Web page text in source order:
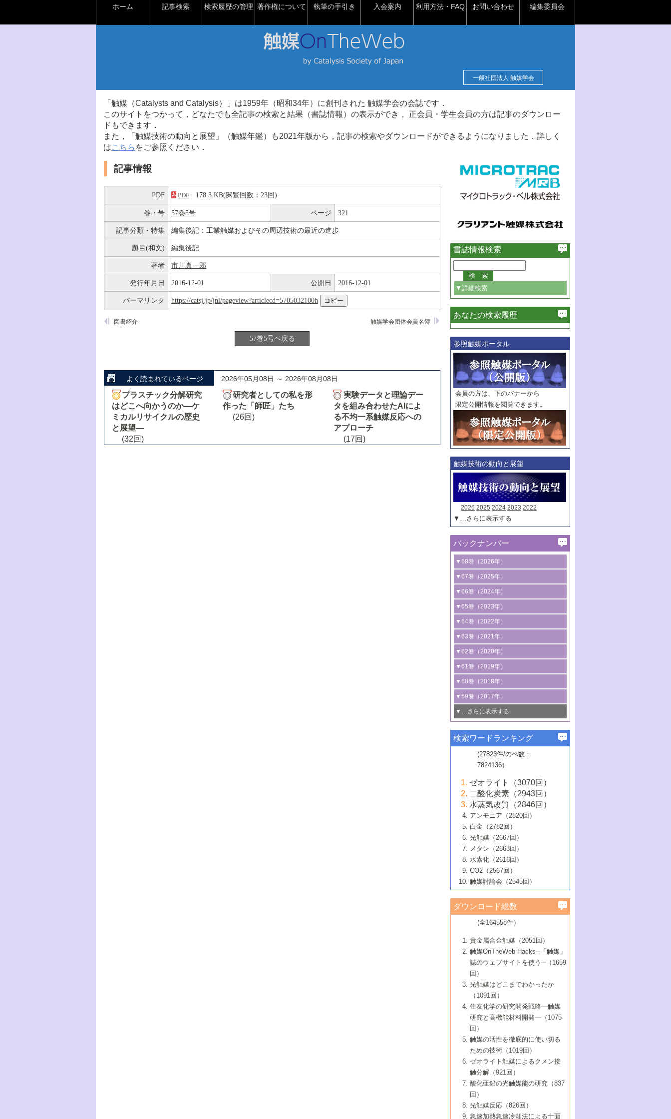
ホーム 記事検索 検索履歴の管理 著作権について 執筆の手引き 入会案内 利用方法・FAQ お問い合わせ 編集委員会
一般社団法人 触媒学会
「触媒（Catalysts and Catalysis）」は1959年（昭和34年）に創刊された 触媒学会の会誌です．
このサイトをつかって，どなたでも全記事の検索と結果（書誌情報）の表示ができ， 正会員・学生会員の方は記事のダウンロー
ドもできます．
また，「触媒技術の動向と展望」（触媒年鑑）も2021年版から，記事の検索やダウンロードができるようになりました．詳しく
はこちら をご参照ください．
記事情報
PDF PDF 178.3 KB(閲覧回数：23回)
巻・号 57巻5号 ページ 321
記事分類・特集 編集後記：工業触媒およびその周辺技術の最近の進歩
題目(和文) 編集後記
著者 市川真一郎
発行年月日 2016-12-01 公開日 2016-12-01
パーマリンク https://catsj.jp/jnl/pageview?articlecd=5705032100h
触媒学会団体会員名簿
図書紹介
57巻5号へ戻る
よく読まれているページ 2026年05月08日 ～ 2026年08月08日
プラスチック分解研究
はどこへ向かうのか―ケ
ミカルリサイクルの歴史
と展望―
(32回)
研究者としての私を形
作った「師匠」たち
(26回)
実験データと理論デー
タを組み合わせたAIによ
る不均一系触媒反応への
アプローチ
(17回)
書誌情報検索
▼詳細検索
必ず含む
巻・号指定
巻
号
範囲指定
巻
号～
巻
号
触媒年鑑
年度
記事種別
マーク：
マークあり
あなたの検索履歴
参照触媒ポータル
会員の方は、下のバナーから
限定公開情報を閲覧できます。
触媒技術の動向と展望
2026 2025 2024 2023 2022
▼…さらに表示する
バックナンバー
▼68巻（2026年）
1号 過酸化水素合成に関する研究動向
2号 コンピューター技術により加速する
触媒開発
3号 有機分子変換やCO 資源化のための
光触媒に関する最近の研究
B号 第137回触媒討論会（2026年）
▼67巻（2025年）
1号 CO
水素化によるグリーン燃料/グリ
ーンケミカル製造
2号 水素製造のための水分解技術に関す
る最近の研究
3号 オレフィン系樹脂の精密合成に関す
る最新技術
4号 アルコール類の効率的変換を実現す
る非貴金属触媒の研究動向
5号 ゼオライトの合成と応用における研
究動向
6号 ヘテロ接合界面
B号 第135回触媒討論会（2025年）
▼66巻（2024年）
1号 低次元ナノ構造を有する触媒材料
2号 規制反応場を活用した固体触媒研究
の新展開
3号 未踏分子変換を目指した酸化触媒プ
ロセスの最前線
4号 シンクロトロン放射光および中性子
線を利用した触媒解析技術の最先端
5号 単原子触媒
6号 参照触媒委員会からのお知らせ
B号 第133回触媒討論会（2023年）
▼65巻（2023年）
1号 炭素が関わる触媒機能
2号 プラスチックケミカルリサイクルの
ための触媒技術
3号 非酸化物系金属化合物を基盤とした
触媒材料の開発
4号 格子酸素・格子酸素欠陥を利用した
触媒反応
5号 生体触媒によるエネルギー変換反応
6号 窒素とリンの循環のための触媒・機
能性材料
▼64巻（2022年）
1号 合成ガス製造とCOを用いるケミカル
ズ合成の最新動向
2号 化学品合成のための合金触媒開発
3号 CO の排出削減および有効活用のた
めの触媒技術
4号 若手による情報発信企画～とびたて
若き触媒の研究者たち～（1）
若き触媒の研究者たち～（2）
6号 石油のノーブル・ユースを志向した
触媒技術
大学：オンライン・対面開催）
▼63巻（2021年）
1号 金触媒の新展開
2号 ペロブスカイト
3号 特殊反応場を利用した触媒的分子変
換反応
4号 多孔質材料を用いた触媒の新展開
5号 情報学的手法を用いた触媒開発
6号 カーボンニュートラルに向けた電解
技術
B号 第127回触媒討論会（2021年・オン
ライン開催(Zoom)のみ）
▼62巻（2020年）
1号 触媒設計を拓く欠陥構造のキャラク
タリゼーション
2号 機能化学品製造に資するクリーンな
触媒的酸化反応
3号 水処理のための触媒化学
4号 光触媒を用いた水分解の最新の研究
動向
5号 次世代の触媒プロセスを支えるマイ
6号 メタン転換技術の最新動向
B号 第125回触媒討論会（2020年・工学
院大学）
▼61巻（2019年）
1号 物質移動制御に着目した触媒プロセ
ス開発
2号 CO2 フリー水素サプライチェーンに
関わる触媒開発動向
3号 精密高分子合成に関する最近の研究
動向
4号 バイオマス化成品製造のための触媒
5号 固体触媒による含窒素有機化合物変
換の最前線
6号 貴金属使用量低減に向けた自動車排
ガス浄化触媒の開発
B号 第123回触媒討論会（2019年・大阪
▼60巻（2018年）
1号 固体酸触媒の最新の研究動向
2号 二酸化炭素からの有用化学品合成
3号 ナノ粒子・クラスター触媒の最前線
4号 60周年記念企画
5号 進化するゼオライト合成技術
6号 非貴金属系触媒における電気化学的
B号 第121回触媒討論会（2018年・東京
大学）
▼59巻（2017年）
1号 いたるところに，触媒
最先端技術
3号 無機分離膜材料の開発と触媒反応プ
ロセスへの適用
5号 水素のふるまいを解き明かす最先端
研究
6号 低級アルカンの有効利用のための触
媒技術
B号 第119回触媒討論会（2017年・首都
大学東京）
▼…さらに表示する
1号 ユニークな構造の高分子を生み出す触
2号 リグニンからの化成品製造に向けた触
媒技術
3号 触媒研究の最先端～とびたて若き研究
者たち～（1）
4号 触媒研究の最先端～とびたて若き研究
者たち～（2）
5号 触媒研究の最先端～とびたて若き研究
者たち～（3）
6号 イオニクス材料と燃料電池・電解合成
の最新の研究動向
B号 第117回触媒討論会（2016年・大阪府
立大学）
▼57巻（2015年）
1号 水素キャリアにかかわる触媒技術の新
2号 石油精製用触媒の最近の進展
3号 固体酸化物形燃料電池（SOFC）におけ
るアノード触媒上での燃料直接改質技術
4号 コアシェル構造の制御による触媒機能
5号 工業触媒およびその周辺技術の最近の
進歩
6号 ナノシート
B号 第115回触媒討論会（2015年・成蹊大
▼56巻（2014年）
2号 光触媒反応機構に関する最新の研究動
向
開発動向
4号 人工光合成に向けた近年のアプローチ
5号 未利用熱エネルギーの有効活用に貢献
する触媒技術
6号 ポリオキソメタレート
B号 第113回触媒討論会（2014年・ロワジ
ールホテル豊橋）
1号 高耐久性燃料電池システム用触媒にお
ける新展開
2号 リビングラジカル重合の最近の動向
3号 天然ガスの化学工業的展開に関する触
媒技術
4号 貴金属触媒の精密構造制御とその活用
5号 バイオマス化成品製造のための固体触
6号 ナノ空間─吸着状態解析から新機能開拓
B号 第111回触媒討論会（2013年・関西大
▼54巻（2012年）
1号 規則性多孔体の利用技術における最近
の進歩
2号 第109回触媒討論会
3号 貴金属低減技術の最新動向
4号 貴金属代替技術の最新動向
5号 光触媒による物質変換反応の新展開
6号 グラフェン
7号 水素を利用する化成品合成の新潮流
▼53巻（2011年）
1号 金属学から見る合金触媒の新展開
2号 第107回触媒討論会
3号 触媒のその場観察法の進歩（１）
4号 触媒のその場観察法の進歩（２）
5号 不活性結合の触媒的活性化による有機
合成
6号 新しい固体酸触媒技術
7号 ゼオライト合成における最近の進歩
▼52巻（2010年）
1号 触媒の劣化対策と長寿命触媒開発
2号 第105回触媒討論会
3号 ナノ構造が拓く新機能
4号 活性サイトおよびその環境の精密な設
計による触媒の高機能化
5号 触媒を有効に使うための技術
7号 有機分子触媒による精密有機合成
8号 高機能化ポリオレフィンに向けた重合
触媒の最近の進展
1号 炭素材料－熱い注目を集める材料－
2号 第103回触媒討論会
3号 環境浄化用光触媒の現状と課題
4号 水素社会の実現に向けた水素製造・貯
蔵技術の進歩
5号 CO2が関わる触媒・材料
7号 持続可能社会実現のための触媒および
触媒関連技術
▼50巻（2008年）
1号 触媒化学と学会のこの10年，半世紀，
そして未来
2号 第101回触媒討論会
4号 錯体を利用したユニークな表面構造の
構築と機能
5号 若手会員による触媒研究の未来展望1：
企業編
6号 第102回触媒討論会
7号 触媒・化学反応における計算化学の進
8号 若手研究者による触媒研究の未来展望
2：大学・研究所編
▼49巻（2007年）
1号 含フッ素化合物の合成と触媒
2号 第99回触媒討論会
3号 実用的ファインケミカル合成プロセス
を実現する触媒
5号 こんな物質，あんな物質―新たな触媒
の可能性―
7号 『結晶の化学』を活かした触媒研究
8号 イオン液体の応用
▼48巻（2006年）
1号 固体酸触媒の最近の進歩
2号 第97回触媒討論会
3号 リビング重合触媒の最近の展開
5号 水素製造・貯蔵のための触媒技術の新
しい展開
6号 第98回触媒討論会
7号 基礎化学品製造の触媒技術
8号 多機能型リアクター
1号 最近の触媒担体とその効果
2号 第95回触媒討論会
4号 水分解用光触媒材料
5号 時間分解分光の進歩と応用
6号 第96回触媒討論会
8号 超臨界流体を用いた化学プロセスの新
▼46巻（2004年）
1号 部分酸化反応触媒の最前線
2号 第93回触媒討論会
3号 特殊エネルギー場の触媒反応
4号 生体内における金属の触媒作用
5号 ファインケミカルズの展開に寄与する
6号 第94回触媒討論会
7号 サブナノレベルでみた新しい表面現象
8号 オレフィン重合触媒の新たな展
▼45巻（2003年）
1号 なぜこの触媒が良いのか？
2号 第91回触媒討論会
3号 最近の自動車排ガス処理技術
4号 触媒研究の現状と将来─第90回触媒討論
5号 基礎化学品製造の触媒技術
6号 第92回触媒討論会
7号 基礎化学品製造の触媒技術
8号 資源の循環と触媒技術
▼44巻（2002年）
1号 高次制御された触媒の化学
2号 第89回触媒討論会
3号 触媒を利用した電気化学の新展開
4号 ナノ材料の調製と機能化
5号 こんな触媒が欲しい
6号 第90回触媒討論会
7号 触媒研究と学術雑誌/情報
8号 若い世代からみた触媒化学の現状と未
▼43巻（2001年）
1号 グリーンケミストリーと触媒
2号 第87回触媒討論会特集号
3号 生体触媒とバイオプロセス
4号 水素製造・利用の触媒化学
5号 触媒研究における新しい切り口：コン
ビナトリアルケミストリー
6号 第88回触媒討論会特集号
7号 企業における触媒研究のブレークスル
8号 この材料を触媒として使ってみません
▼42巻（2000年）
1号 触媒反応工学の明日を拓く
2号 第85回触媒討論会
3号 反応ダイナミクス
5号 触媒のおもしろさをどのように伝える
6号 第86回触媒討論会
7号 水素化精製触媒の新しい展開
8号 新しい反応性と機能性を目指した金属
クラスタ-化学
▼41巻（1999年）
1号 孔、穴、あな?-特異な空間とその利用-
2号 第83回触媒討論会
3号 均一系触媒反応最前線
4号 実用炭素材料の新展開
5号 研究の方法論を考える
7号 機能性金属材料と触媒
8号 触媒研究へのNMRの応用と展望
▼40巻（1998年）
進展と21世紀への提言/創立40周年記念・触
媒学会この10年の歩みとこれから/創立40周
2号 第81回触媒討論会
3号 計算機触媒化学へのさそい
4号 触媒劣化の制御と予測
5号 最新の実用プロセスと触媒
6号 第82回触媒討論会
1号 均一系と不均一系触媒反応-その特徴と
接点
2号 第79回触媒討論会
3号 最新NO除去触媒の実用化研究
4号 新しい反応場を目指した触媒調製
5号 反応・分離技術の新しい展開
6号 第80回触媒討論会
▼38巻（1996年）
1号 触媒の構造と触媒作用/C1化学を中心と
する21世紀への触媒
3号 オリンピックメダル:金・銀・銅はどん
な触媒作用を示すか
4号 触媒作用における機能の複合化
▼37巻（1995年）
1号 ファインケミカルズと固体触媒
2号 第75回触媒討論会
3号 希土類を利用した触媒
4号 触媒とリサイクル
5号 エネルギー変換触媒
▼36巻（1994年）
1号 電気化学と触媒
2号 第73回触媒討論会
3号 C4化学の展開
4号 《通常号》
▼35巻（1993年）
1号 工業触媒開発マニュアル―探索から工
業化まで
2号 第71回触媒討論会
▼34巻（1992年）
1号 インパクトを与えたこの研究
2号 第69回触媒討論会
▼33巻（1991年）
1号 触媒プロセス開発マニュアル―探索か
▼32巻（1990年）
検索ワードランキング
(27823件/のべ数：
7824136）
ゼオライト（3070回）
二酸化炭素（2943回）
水蒸気改質（2846回）
アンモニア（2820回）
白金（2782回）
光触媒（2667回）
メタン（2663回）
水素化（2616回）
CO2（2567回）
触媒討論会（2545回）
ダウンロード総数
(全164558件）
貴金属合金触媒（2051回）
触媒OnTheWeb Hacks─「触媒」
誌のウェブサイトを使う─（1659
回）
光触媒はどこまでわかったか
（1091回）
住友化学の研究開発戦略―触媒
研究と高機能材料開発―（1075
回）
触媒の活性を徹底的に使い切る
ための技術（1019回）
ゼオライト触媒によるクメン接
触分解（921回）
酸化亜鉛の光触媒能の研究（837
回）
光触媒反応（826回）
急速加熱急速冷却法による十面